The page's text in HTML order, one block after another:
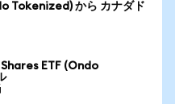
Tokenized) から カナダド
ETF (Ondo